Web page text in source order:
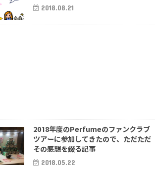
2018.08.21
2018年度のPerfumeのファンクラブ
ツアーに参加してきたので、ただただ
その感想を綴る記事
2018.05.22